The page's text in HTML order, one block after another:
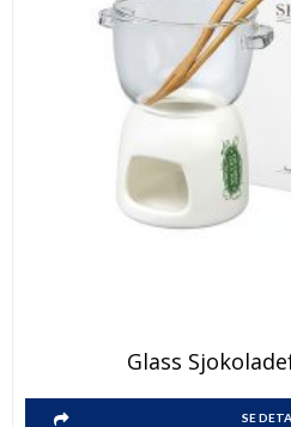
Glass
SE